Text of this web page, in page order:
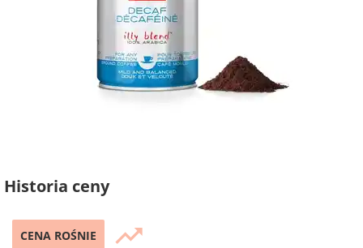
Historia ceny
CENA ROŚNIE trending_up